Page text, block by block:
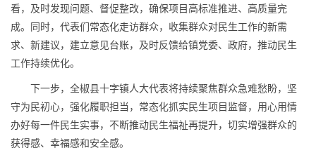
看，及时发现问题、督促整改，确保项目高标准推进、高质量完
成。同时，代表们常态化走访群众，收集群众对民生工作的新需
求、新建议，建立意见台账，及时反馈给镇党委、政府，推动民生
工作持续优化。
下一步，全椒县十字镇人大代表将持续聚焦群众急难愁盼，坚
守为民初心，强化履职担当，常态化抓实民生项目监督，用心用情
办好每一件民生实事，不断推动民生福祉再提升，切实增强群众的
获得感、幸福感和安全感。